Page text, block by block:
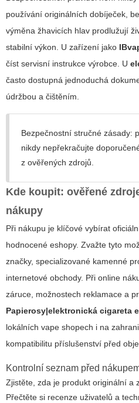
používání originálních dobíječek,
výměna žhavicích hlav prodlužují
stabilní výkon. U zařízení jako
číst servisní instrukce výrobce. U
často dostupná jednoduchá
údržbou a čištěním.
Bezpečnostní stručné zásady:
nikdy nepřekračujte
z ověřených zdrojů.
Kde koupit: ověřené
nákupy
Při nákupu je klíčové vybírat
hodnocené eshopy. Zvažte tyto
značky, specializované kamenné
internetové obchody. Při online
záruce, možnostech reklamace a
Papierosy|elektronická cigareta
lokálních vape shopech i na
kompatibilitu příslušenství před
Kontrolní seznam před
Zjistěte, zda je produkt originální a
Přečtěte si recenze uživatelů a